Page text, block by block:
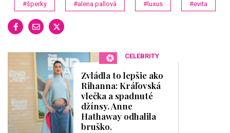
#šperky #alena pallová #luxus #evita
CELEBRITY
Zvládla to lepšie ako
Rihanna: Kráľovská
vlečka a spadnuté
džínsy. Anne
Hathaway odhalila
bruško.